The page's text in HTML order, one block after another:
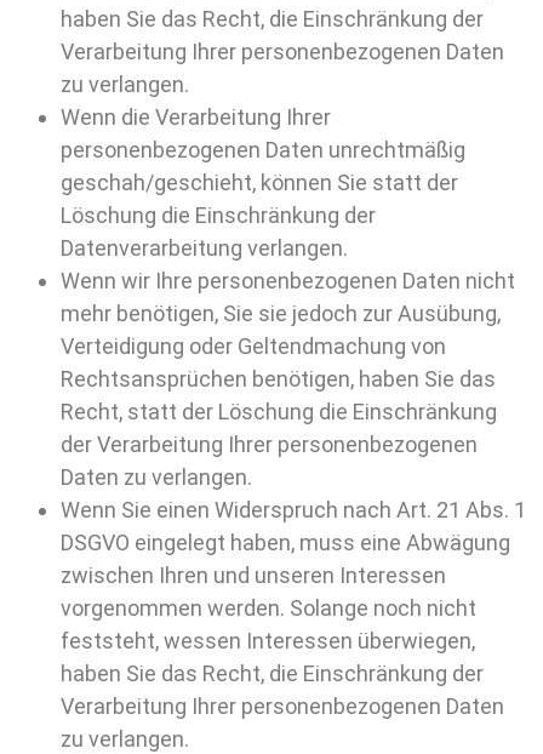
haben Sie das Recht, die Einschränkung der
Verarbeitung Ihrer personenbezogenen Daten
zu verlangen.
Wenn die Verarbeitung Ihrer
personenbezogenen Daten unrechtmäßig
geschah/geschieht, können Sie statt der
Löschung die Einschränkung der
Datenverarbeitung verlangen.
Wenn wir Ihre personenbezogenen Daten nicht
mehr benötigen, Sie sie jedoch zur Ausübung,
Verteidigung oder Geltendmachung von
Rechtsansprüchen benötigen, haben Sie das
Recht, statt der Löschung die Einschränkung
der Verarbeitung Ihrer personenbezogenen
Daten zu verlangen.
Wenn Sie einen Widerspruch nach Art. 21 Abs. 1
DSGVO eingelegt haben, muss eine Abwägung
zwischen Ihren und unseren Interessen
vorgenommen werden. Solange noch nicht
feststeht, wessen Interessen überwiegen,
haben Sie das Recht, die Einschränkung der
Verarbeitung Ihrer personenbezogenen Daten
zu verlangen.